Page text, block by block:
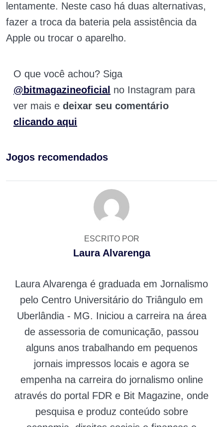
lentamente. Neste caso há duas alternativas,
fazer a troca da bateria pela assistência da
Apple ou trocar o aparelho.
O que você achou? Siga
@bitmagazineoficial no Instagram para
ver mais e deixar seu comentário
clicando aqui
Jogos recomendados
ESCRITO POR
Laura Alvarenga
Laura Alvarenga é graduada em Jornalismo
pelo Centro Universitário do Triângulo em
Uberlândia - MG. Iniciou a carreira na área
de assessoria de comunicação, passou
alguns anos trabalhando em pequenos
jornais impressos locais e agora se
empenha na carreira do jornalismo online
através do portal FDR e Bit Magazine, onde
pesquisa e produz conteúdo sobre